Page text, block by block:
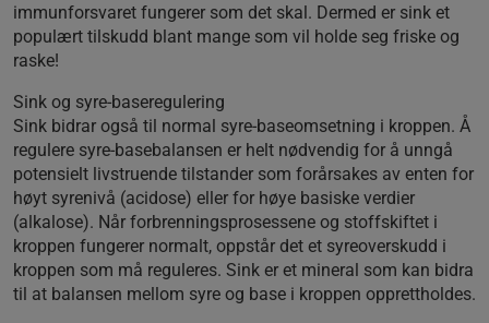
immunforsvaret fungerer som det skal. Dermed er sink et
populært tilskudd blant mange som vil holde seg friske og
raske!
Sink og syre-baseregulering
Sink bidrar også til normal syre-baseomsetning i kroppen. Å
regulere syre-basebalansen er helt nødvendig for å unngå
potensielt livstruende tilstander som forårsakes av enten for
høyt syrenivå (acidose) eller for høye basiske verdier
(alkalose). Når forbrenningsprosessene og stoffskiftet i
kroppen fungerer normalt, oppstår det et syreoverskudd i
kroppen som må reguleres. Sink er et mineral som kan bidra
til at balansen mellom syre og base i kroppen opprettholdes.